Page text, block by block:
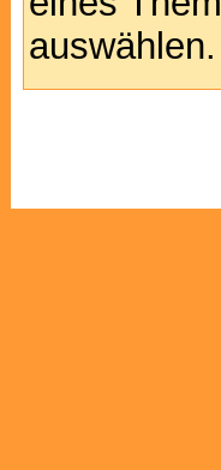
auswählen.